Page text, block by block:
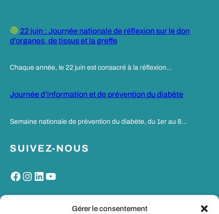
Gérer le consentement
22 juin : Journée nationale de réflexion sur le don
d’organes, de tissus et la greffe
Chaque année, le 22 juin est consacré à la réflexion…
Journée d’information et de prévention du diabète
Semaine nationale de prévention du diabète, du 1er au 8…
SUIVEZ-NOUS
Facebook Instagram LinkedIn YouTube
MON PORTAIL SANTE